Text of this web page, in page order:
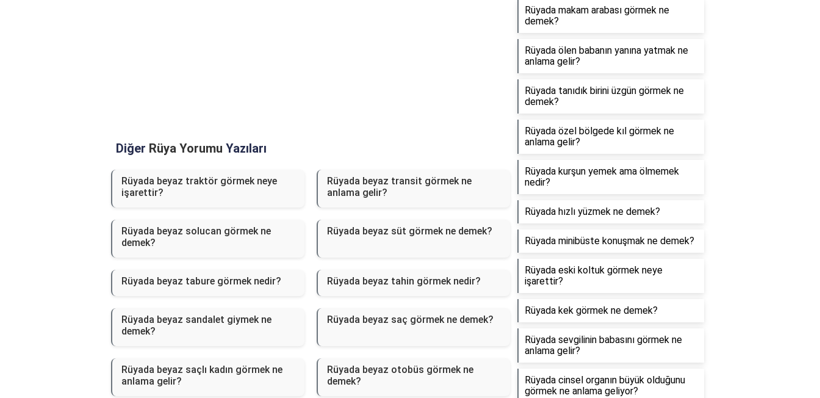
Diğer Rüya Yorumu Yazıları
Rüyada beyaz traktör görmek neye
işarettir?
Rüyada beyaz transit görmek ne
anlama gelir?
Rüyada beyaz solucan görmek ne
demek?
Rüyada beyaz süt görmek ne demek?
Rüyada beyaz tabure görmek nedir? Rüyada beyaz tahin görmek nedir?
Rüyada beyaz sandalet giymek ne
demek?
Rüyada beyaz saç görmek ne demek?
Rüyada beyaz saçlı kadın görmek ne
anlama gelir?
Rüyada beyaz otobüs görmek ne
demek?
Rüyada makam arabası görmek ne
demek?
Rüyada ölen babanın yanına yatmak ne
anlama gelir?
Rüyada tanıdık birini üzgün görmek ne
demek?
Rüyada özel bölgede kıl görmek ne
anlama gelir?
Rüyada kurşun yemek ama ölmemek
nedir?
Rüyada hızlı yüzmek ne demek?
Rüyada minibüste konuşmak ne demek?
Rüyada eski koltuk görmek neye
işarettir?
Rüyada kek görmek ne demek?
Rüyada sevgilinin babasını görmek ne
anlama gelir?
Rüyada cinsel organın büyük olduğunu
görmek ne anlama geliyor?